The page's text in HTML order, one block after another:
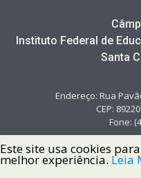
Instituto Federal de
Santa
Endereço: Rua
CEP:
Fone:
Este site usa cookies
melhor experiência. Leia